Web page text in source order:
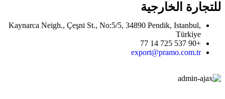
للتجارة الخارجية
Kaynarca Neigh., Çeşni St., No:5/5, 34890 Pendik, Istanbul,
Türkiye
+90 537 725 14 77
export@pramo.com.tr